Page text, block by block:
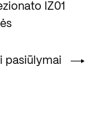
IZ01
pasiūlymai